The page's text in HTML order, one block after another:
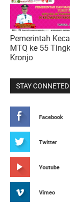
Pemerintah
MTQ ke 55
Kronjo
STAY CONNETED
Facebook
Twitter
Youtube
Vimeo